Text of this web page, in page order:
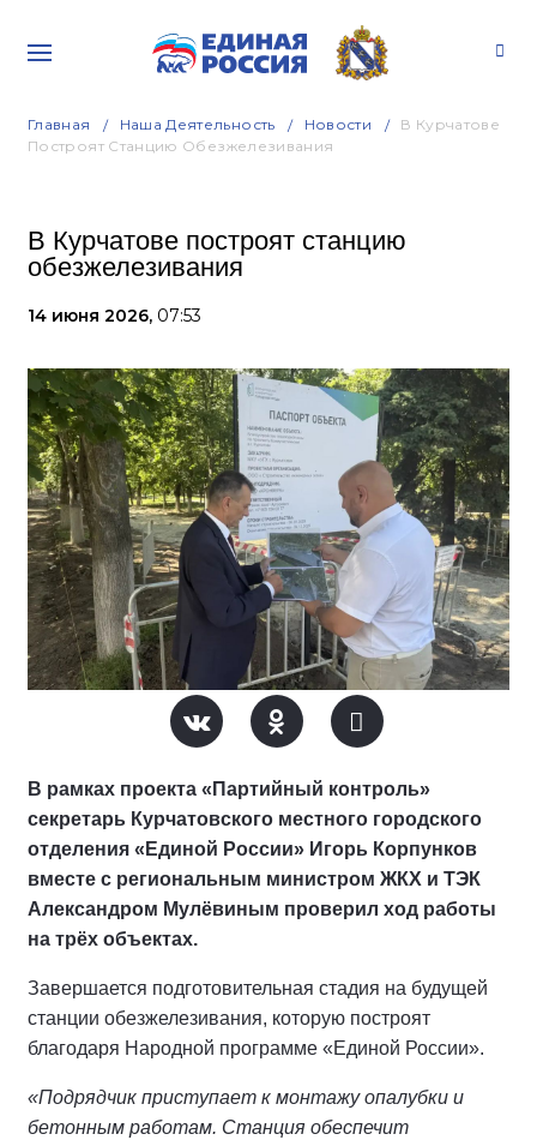
Главная Наша Деятельность Новости
В Курчатове
Построят Станцию Обезжелезивания
В Курчатове построят станцию
обезжелезивания
14 июня 2026, 07:53
В рамках проекта «Партийный контроль»
секретарь Курчатовского местного городского
отделения «Единой России» Игорь Корпунков
вместе с региональным министром ЖКХ и ТЭК
Александром Мулёвиным проверил ход работы
на трёх объектах.
Завершается подготовительная стадия на будущей
станции обезжелезивания, которую построят
благодаря Народной программе «Единой России».
«Подрядчик приступает к монтажу опалубки и
бетонным работам. Станция обеспечит